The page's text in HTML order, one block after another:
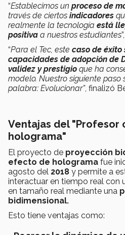
“Establecimos un proceso de
través de ciertos indicadores
realmente la tecnología está
positiva a nuestros estudiantes
“Para el Tec, este caso de éxito
capacidades de adopción de
validez y prestigio que ha
modelo. Nuestro siguiente paso
palabra: Evolucionar”, finalizó
Ventajas del "Profesor
holograma"
El proyecto de proyección
efecto de holograma fue
agosto del 2018 y permite a
interactuar en tiempo real con
en tamaño real mediante una
bidimensional.
Esto tiene ventajas como: